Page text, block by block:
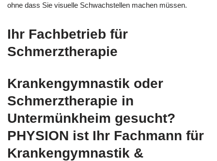
ohne dass Sie visuelle Schwachstellen machen müssen.
Ihr Fachbetrieb für
Schmerztherapie
Krankengymnastik oder
Schmerztherapie in
Untermünkheim gesucht?
PHYSION ist Ihr Fachmann für
Krankengymnastik &